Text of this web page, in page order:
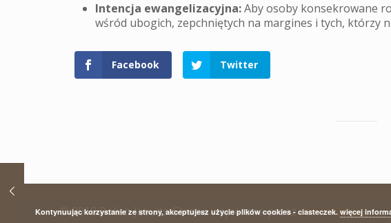
Intencja ewangelizacyjna:Aby osoby konsekrowane
wśród ubogich, zepchniętych na margines i tych, którzy
Facebook Twitter
© 2018 Polish Jesuits. Strona wspierana przezPawel Opitek
Kontynuując korzystanie ze strony, akceptujesz użycie plików cookies - ciasteczek. więcej